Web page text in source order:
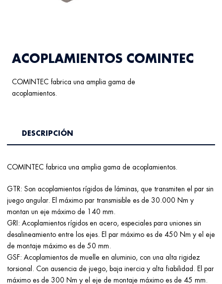
ACOPLAMIENTOS COMINTEC
COMINTEC fabrica una amplia gama de
acoplamientos.
DESCRIPCIÓN
COMINTEC fabrica una amplia gama de acoplamientos.
GTR: Son acoplamientos rígidos de láminas, que transmiten el par sin
juego angular. El máximo par transmisible es de 30.000 Nm y
montan un eje máximo de 140 mm.
GRI: Acoplamientos rígidos en acero, especiales para uniones sin
desalineamiento entre los ejes. El par máximo es de 450 Nm y el eje
de montaje máximo es de 50 mm.
GSF: Acoplamientos de muelle en aluminio, con una alta rigidez
torsional. Con ausencia de juego, baja inercia y alta fiabilidad. El par
máximo es de 300 Nm y el eje de montaje máximo es de 45 mm.